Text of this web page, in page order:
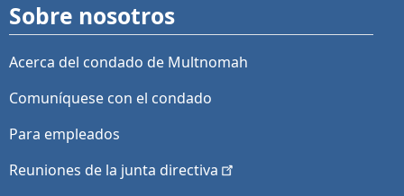
Sobre nosotros
Acerca del condado de Multnomah
Comuníquese con el condado
Para empleados
Reuniones de la junta directiva